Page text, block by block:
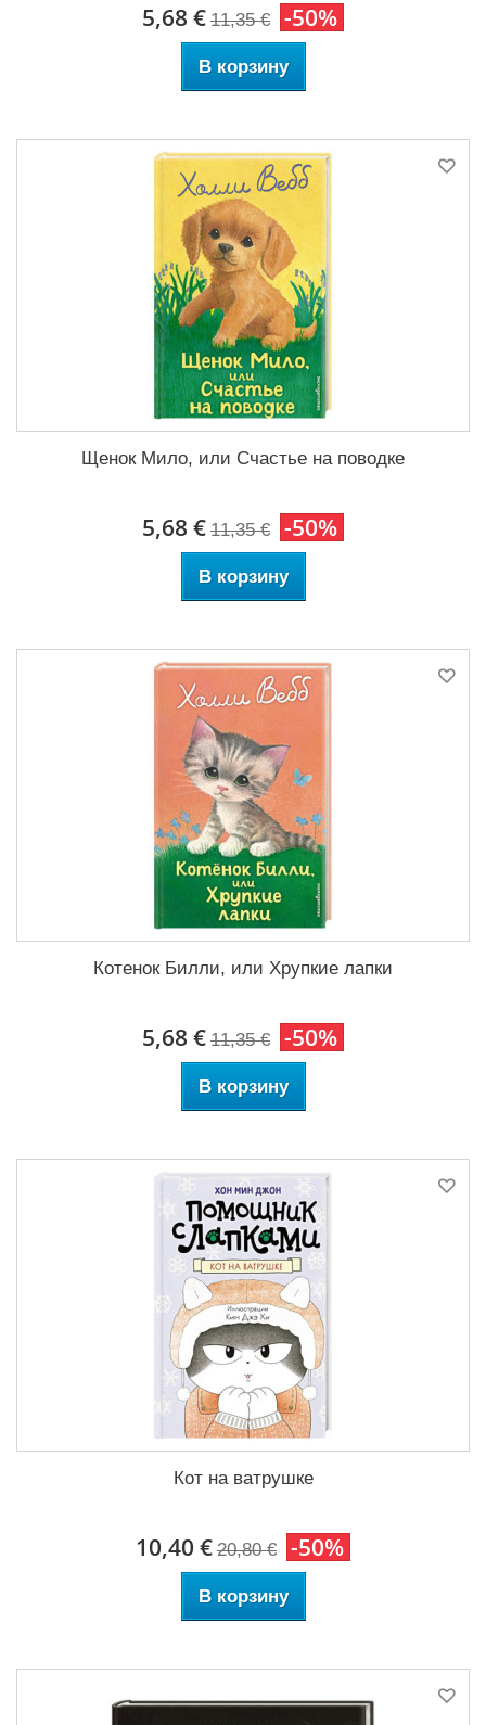
5,68 € 11,35 € -50%
В корзину
Щенок Мило, или Счастье на поводке
5,68 € 11,35 € -50%
В корзину
Котенок Билли, или Хрупкие лапки
5,68 € 11,35 € -50%
В корзину
Кот на ватрушке
10,40 € 20,80 € -50%
В корзину